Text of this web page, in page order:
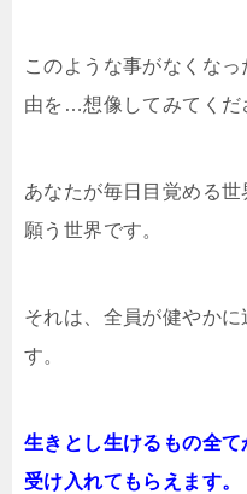
このような事がなくな
由を…想像してみてくだ
あなたが毎日目覚める
願う世界です。
それは、全員が健やか
す。
生きとし生けるもの全
受け入れてもらえます。